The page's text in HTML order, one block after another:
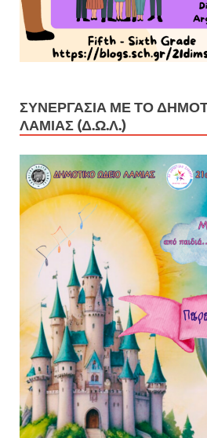
ΣΥΝΕΡΓΑΣΊΑ ΜΕ ΤΟ
ΛΑΜΊΑΣ (Δ.Ω.Λ.)